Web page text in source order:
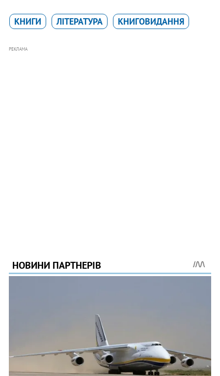
КНИГИ ЛІТЕРАТУРА КНИГОВИДАННЯ
РЕКЛАМА